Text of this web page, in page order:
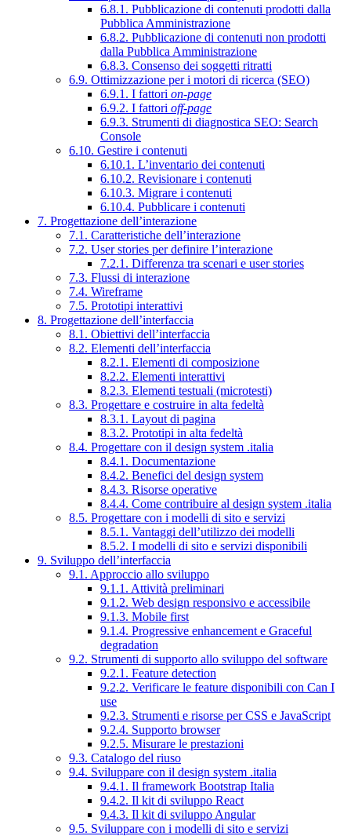
6.8.1. Pubblicazione di contenuti prodotti dalla
Pubblica Amministrazione
6.8.2. Pubblicazione di contenuti non prodotti
dalla Pubblica Amministrazione
6.8.3. Consenso dei soggetti ritratti
6.9. Ottimizzazione per i motori di ricerca (SEO)
6.9.1. I fattori on-page
6.9.2. I fattori off-page
6.9.3. Strumenti di diagnostica SEO: Search
Console
6.10. Gestire i contenuti
6.10.1. L’inventario dei contenuti
6.10.2. Revisionare i contenuti
6.10.3. Migrare i contenuti
6.10.4. Pubblicare i contenuti
7. Progettazione dell’interazione
7.1. Caratteristiche dell’interazione
7.2. User stories per definire l’interazione
7.2.1. Differenza tra scenari e user stories
7.3. Flussi di interazione
7.4. Wireframe
7.5. Prototipi interattivi
8. Progettazione dell’interfaccia
8.1. Obiettivi dell’interfaccia
8.2. Elementi dell’interfaccia
8.2.1. Elementi di composizione
8.2.2. Elementi interattivi
8.2.3. Elementi testuali (microtesti)
8.3. Progettare e costruire in alta fedeltà
8.3.1. Layout di pagina
8.3.2. Prototipi in alta fedeltà
8.4. Progettare con il design system .italia
8.4.1. Documentazione
8.4.2. Benefici del design system
8.4.3. Risorse operative
8.4.4. Come contribuire al design system .italia
8.5. Progettare con i modelli di sito e servizi
8.5.1. Vantaggi dell’utilizzo dei modelli
8.5.2. I modelli di sito e servizi disponibili
9. Sviluppo dell’interfaccia
9.1. Approccio allo sviluppo
9.1.1. Attività preliminari
9.1.2. Web design responsivo e accessibile
9.1.3. Mobile first
9.1.4. Progressive enhancement e Graceful
degradation
9.2. Strumenti di supporto allo sviluppo del software
9.2.1. Feature detection
9.2.2. Verificare le feature disponibili con Can I
use
9.2.3. Strumenti e risorse per CSS e JavaScript
9.2.4. Supporto browser
9.2.5. Misurare le prestazioni
9.3. Catalogo del riuso
9.4. Sviluppare con il design system .italia
9.4.1. Il framework Bootstrap Italia
9.4.2. Il kit di sviluppo React
9.4.3. Il kit di sviluppo Angular
9.5. Sviluppare con i modelli di sito e servizi